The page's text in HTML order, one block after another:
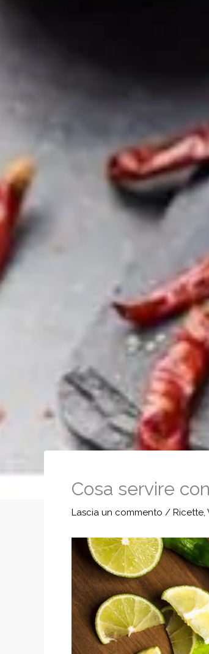
Cosa servire
Lascia un commento / Ricette,